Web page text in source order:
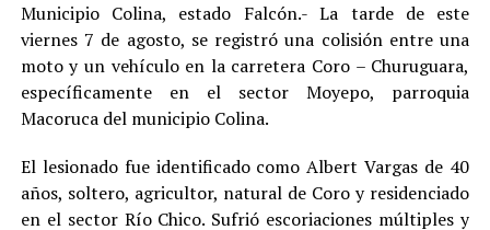
Municipio Colina, estado Falcón.- La tarde de este
viernes 7 de agosto, se registró una colisión entre una
moto y un vehículo en la carretera Coro – Churuguara,
específicamente en el sector Moyepo, parroquia
Macoruca del municipio Colina.
El lesionado fue identificado como Albert Vargas de 40
años, soltero, agricultor, natural de Coro y residenciado
en el sector Río Chico. Sufrió escoriaciones múltiples y